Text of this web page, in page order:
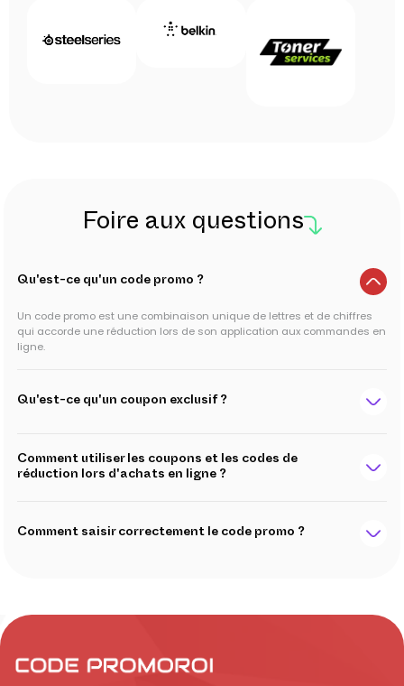
Foire aux questions
Qu'est-ce qu'un code promo ?
Un code promo est une combinaison unique de lettres et de chiffres
qui accorde une réduction lors de son application aux commandes en
ligne.
Qu'est-ce qu'un coupon exclusif ?
Comment utiliser les coupons et les codes de
réduction lors d'achats en ligne ?
Comment saisir correctement le code promo ?